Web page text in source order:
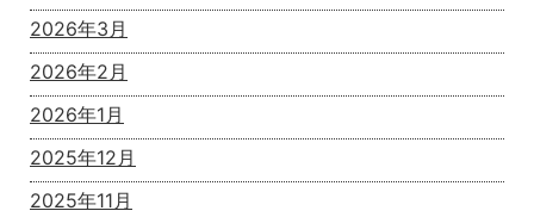
2026年3月
2026年2月
2026年1月
2025年12月
2025年11月